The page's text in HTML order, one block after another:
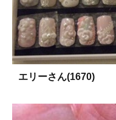
エリーさん(1670)